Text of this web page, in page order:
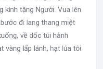
kính tặng Người. Vua lên
đi lang thang miệt
về dốc túi hành
vàng lấp lánh, hạt lúa tôi